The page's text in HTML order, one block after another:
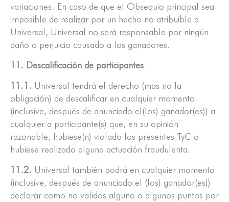
variaciones. En caso de que el Obsequio principal sea
imposible de realizar por un hecho no atribuible a
Universal, Universal no será responsable por ningún
daño o perjuicio causado a los ganadores.
11. Descalificación de participantes
11.1. Universal tendrá el derecho (mas no la
obligación) de descalificar en cualquier momento
(inclusive, después de anunciado el(los) ganador(es)) a
cualquier a participante(s) que, en su opinión
razonable, hubiese(n) violado los presentes TyC o
hubiese realizado alguna actuación fraudulenta.
11.2. Universal también podrá en cualquier momento
(inclusive, después de anunciado el (los) ganador(es))
declarar como no validos alguno o algunos puntos por